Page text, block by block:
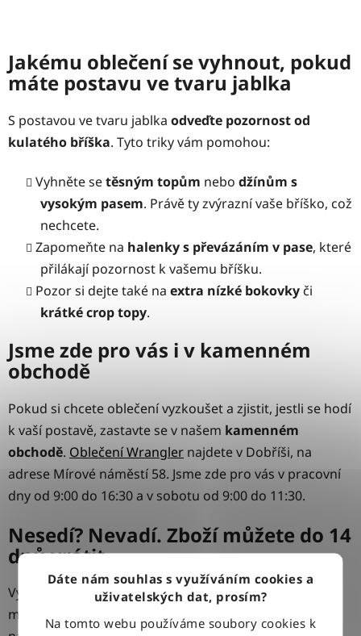
Dáte nám souhlas s využíváním cookies a
uživatelských dat, prosím?
Na tomto webu používáme soubory cookies k
Jakému oblečení se vyhnout, pokud
máte postavu ve tvaru jablka
S postavou ve tvaru jablka odveďte pozornost od
kulatého bříška. Tyto triky vám pomohou:
Vyhněte setěsným topům nebo džínům s
vysokým pasem. Právě ty zvýrazní vaše bříško, což
nechcete.
Zapomeňte na halenky s převázáním v pase, které
přilákají pozornost k vašemu bříšku.
Pozor si dejte také na extra nízké bokovky či
krátké crop topy.
Jsme zde pro vás i v kamenném
obchodě
Pokud si chcete oblečení vyzkoušet a zjistit, jestli se hodí
k vaší postavě, zastavte se v našem kamenném
obchodě. Oblečení Wrangler najdete v Dobříši, na
adrese Mírové náměstí 58. Jsme zde pro vás v pracovní
dny od 9:00 do 16:30 a v sobotu od 9:00 do 11:30.
Nesedí? Nevadí. Zboží můžete do 14
dnů vrátit
Vybrat si správnou barvu není jen tak. Pokud nemáte
možnost zastavit se u nás na prodejně osobně,